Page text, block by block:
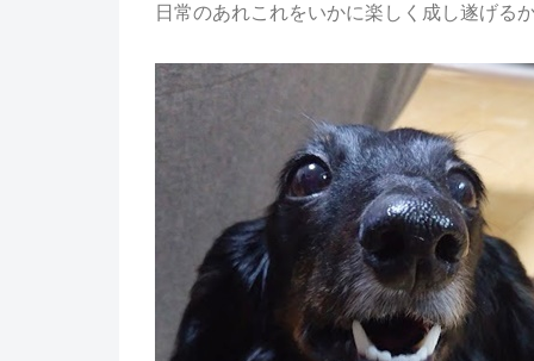
日常のあれこれをいかに楽しく成し遂げる